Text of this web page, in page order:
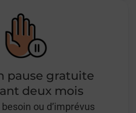
pause gratuite
deux mois
ou d’imprévus